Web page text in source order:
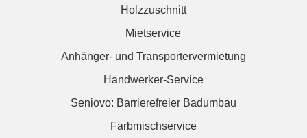
Holzzuschnitt
Mietservice
Anhänger- und Transportervermietung
Handwerker-Service
Seniovo: Barrierefreier Badumbau
Farbmischservice